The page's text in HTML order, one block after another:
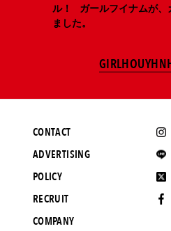
ル！ ガールフイナムが、
ました。
CONTACT
ADVERTISING
POLICY
RECRUIT
COMPANY